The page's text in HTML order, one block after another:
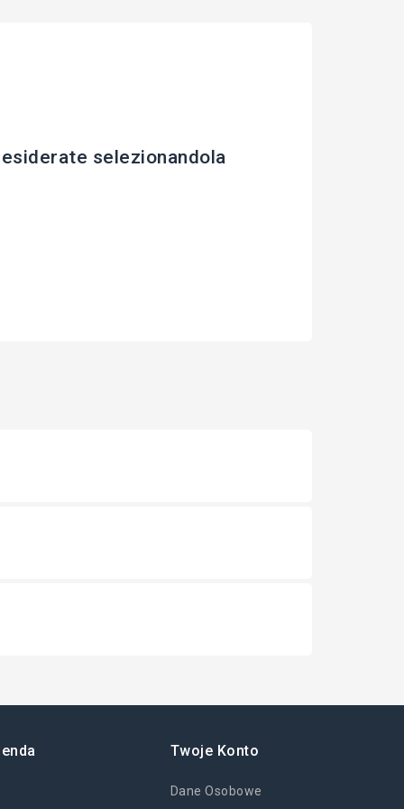
selezionandola
Twoje Konto
Dane Osobowe